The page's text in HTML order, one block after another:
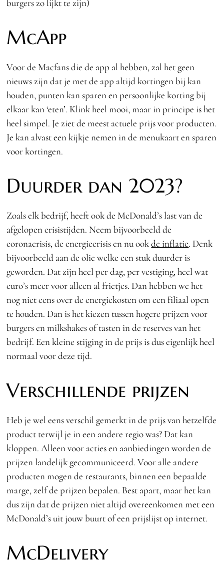
burgers zo lijkt te zijn)
McApp
Voor de Macfans die de app al hebben, zal het geen
nieuws zijn dat je met de app altijd kortingen bij kan
houden, punten kan sparen en persoonlijke korting bij
elkaar kan ‘eten’. Klink heel mooi, maar in principe is het
heel simpel. Je ziet de meest actuele prijs voor producten.
Je kan alvast een kijkje nemen in de menukaart en sparen
voor kortingen.
Duurder dan 2023?
Zoals elk bedrijf, heeft ook de McDonald’s last van de
afgelopen crisistijden. Neem bijvoorbeeld de
coronacrisis, de energiecrisis en nu ookde inflatie. Denk
bijvoorbeeld aan de olie welke een stuk duurder is
geworden. Dat zijn heel per dag, per vestiging, heel wat
euro’s meer voor alleen al frietjes. Dan hebben we het
nog niet eens over de energiekosten om een filiaal open
te houden. Dan is het kiezen tussen hogere prijzen voor
burgers en milkshakes of tasten in de reserves van het
bedrijf. Een kleine stijging in de prijs is dus eigenlijk heel
normaal voor deze tijd.
Verschillende prijzen
Heb je wel eens verschil gemerkt in de prijs van hetzelfde
product terwijl je in een andere regio was? Dat kan
kloppen. Alleen voor acties en aanbiedingen worden de
prijzen landelijk gecommuniceerd. Voor alle andere
producten mogen de restaurants, binnen een bepaalde
marge, zelf de prijzen bepalen. Best apart, maar het kan
dus zijn dat de prijzen niet altijd overeenkomen met een
McDonald’s uit jouw buurt of een prijslijst op internet.
McDelivery